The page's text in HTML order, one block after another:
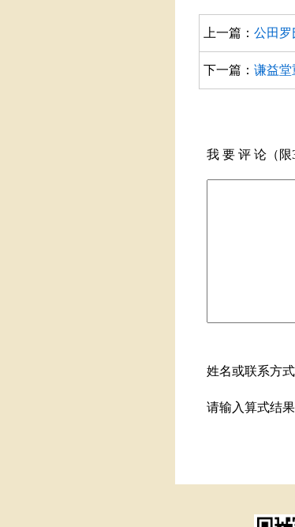
上一篇： 公田罗
下一篇： 谦益堂
我 要 评 论（限
姓名或联系方式
请输入算式结